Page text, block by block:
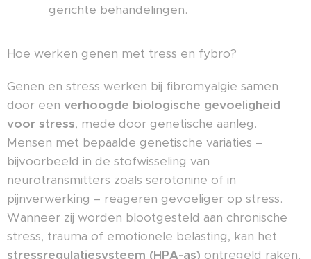
gerichte behandelingen.
Hoe werken genen met tress en fybro?
Genen en stress werken bij fibromyalgie samen
door een verhoogde biologische gevoeligheid
voor stress, mede door genetische aanleg.
Mensen met bepaalde genetische variaties –
bijvoorbeeld in de stofwisseling van
neurotransmitters zoals serotonine of in
pijnverwerking – reageren gevoeliger op stress.
Wanneer zij worden blootgesteld aan chronische
stress, trauma of emotionele belasting, kan het
stressregulatiesysteem (HPA-as) ontregeld raken.